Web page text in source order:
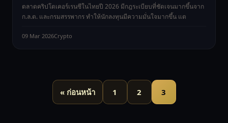
ตลาดคริปโตเคอร์เรนซีในไทยปี 2026 มีกฎระเบียบที่ชัดเจนมากขึ้นจาก
ก.ล.ต. และกรมสรรพากร ทำให้นักลงทุนมีความมั่นใจมากขึ้น แต
09 Mar 2026Crypto
« ก่อนหน้า 1 2 3